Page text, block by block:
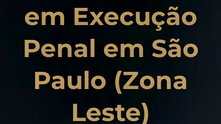
em Execução
Penal em São
Paulo (Zona
Leste)